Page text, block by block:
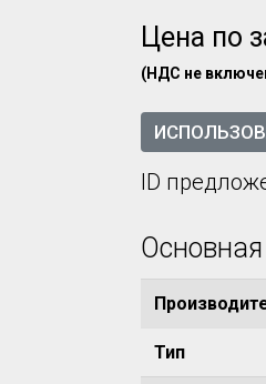
Цена по
(НДС не
ID
Тип